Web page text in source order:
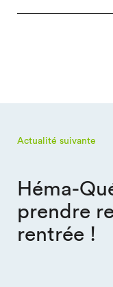
Actualité suivante
Héma-
prendre
rentrée !